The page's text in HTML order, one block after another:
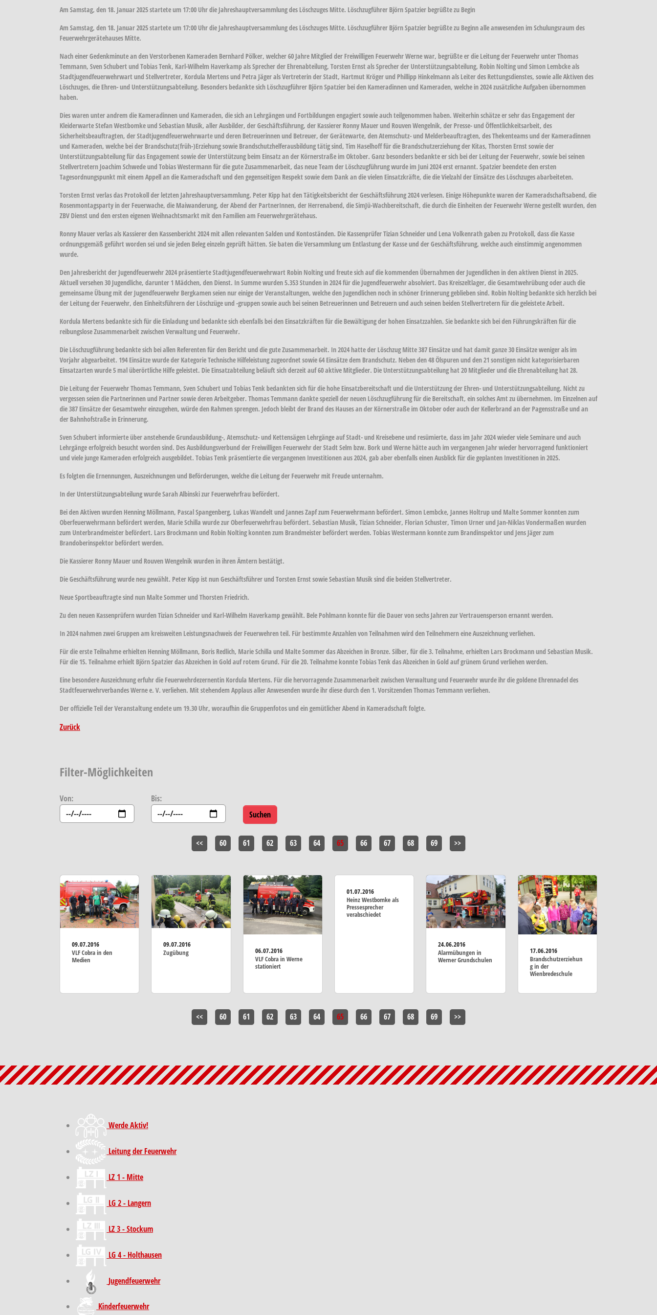
Am Samstag, den 18. Januar 2025 startete um 17:00 Uhr die Jahreshauptversammlung des Löschzuges Mitte. Löschzugführer Björn Spatzier begrüßte zu Begin
Am Samstag, den 18. Januar 2025 startete um 17:00 Uhr die Jahreshauptversammlung des Löschzuges Mitte. Löschzugführer Björn Spatzier begrüßte zu Beginn alle anwesenden im Schulungsraum des
Feuerwehrgerätehauses Mitte.
Nach einer Gedenkminute an den Verstorbenen Kameraden Bernhard Pölker, welcher 60 Jahre Mitglied der Freiwilligen Feuerwehr Werne war, begrüßte er die Leitung der Feuerwehr unter Thomas
Temmann, Sven Schubert und Tobias Tenk, Karl-Wilhelm Haverkamp als Sprecher der Ehrenabteilung, Torsten Ernst als Sprecher der Unterstützungsabteilung, Robin Nolting und Simon Lembcke als
Stadtjugendfeuerwehrwart und Stellvertreter, Kordula Mertens und Petra Jäger als Vertreterin der Stadt, Hartmut Kröger und Phillipp Hinkelmann als Leiter des Rettungsdienstes, sowie alle Aktiven des
Löschzuges, die Ehren- und Unterstützungsabteilung. Besonders bedankte sich Löschzugführer Björn Spatzier bei den Kameradinnen und Kameraden, welche in 2024 zusätzliche Aufgaben übernommen
haben.
Dies waren unter andrem die Kameradinnen und Kameraden, die sich an Lehrgängen und Fortbildungen engagiert sowie auch teilgenommen haben. Weiterhin schätze er sehr das Engagement der
Kleiderwarte Stefan Westbomke und Sebastian Musik, aller Ausbilder, der Geschäftsführung, der Kassierer Ronny Mauer und Rouven Wengelnik, der Presse- und Öffentlichkeitsarbeit, des
Sicherheitsbeauftragten, der Stadtjugendfeuerwehrwarte und deren Betreuerinnen und Betreuer, der Gerätewarte, den Atemschutz- und Melderbeauftragten, des Thekenteams und der Kameradinnen
und Kameraden, welche bei der Brandschutz(früh-)Erziehung sowie Brandschutzhelferausbildung tätig sind, Tim Haselhoff für die Brandschutzerziehung der Kitas, Thorsten Ernst sowie der
Unterstützungsabteilung für das Engagement sowie der Unterstützung beim Einsatz an der Körnerstraße im Oktober. Ganz besonders bedankte er sich bei der Leitung der Feuerwehr, sowie bei seinen
Stellvertretern Joachim Schwede und Tobias Westermann für die gute Zusammenarbeit, das neue Team der Löschzugführung wurde im Juni 2024 erst ernannt. Spatzier beendete den ersten
Tagesordnungspunkt mit einem Appell an die Kameradschaft und den gegenseitigen Respekt sowie dem Dank an die vielen Einsatzkräfte, die die Vielzahl der Einsätze des Löschzuges abarbeiteten.
Torsten Ernst verlas das Protokoll der letzten Jahreshauptversammlung. Peter Kipp hat den Tätigkeitsbericht der Geschäftsführung 2024 verlesen. Einige Höhepunkte waren der Kameradschaftsabend, die
Rosenmontagsparty in der Feuerwache, die Maiwanderung, der Abend der PartnerInnen, der Herrenabend, die SimJü-Wachbereitschaft, die durch die Einheiten der Feuerwehr Werne gestellt wurden, den
ZBV Dienst und den ersten eigenen Weihnachtsmarkt mit den Familien am Feuerwehrgerätehaus.
Ronny Mauer verlas als Kassierer den Kassenbericht 2024 mit allen relevanten Salden und Kontoständen. Die Kassenprüfer Tizian Schneider und Lena Volkenrath gaben zu Protokoll, dass die Kasse
ordnungsgemäß geführt worden sei und sie jeden Beleg einzeln geprüft hätten. Sie baten die Versammlung um Entlastung der Kasse und der Geschäftsführung, welche auch einstimmig angenommen
wurde.
Den Jahresbericht der Jugendfeuerwehr 2024 präsentierte Stadtjugendfeuerwehrwart Robin Nolting und freute sich auf die kommenden Übernahmen der Jugendlichen in den aktiven Dienst in 2025.
Aktuell versehen 30 Jugendliche, darunter 1 Mädchen, den Dienst. In Summe wurden 5.353 Stunden in 2024 für die Jugendfeuerwehr absolviert. Das Kreiszeltlager, die Gesamtwehrübung oder auch die
gemeinsame Übung mit der Jugendfeuerwehr Bergkamen seien nur einige der Veranstaltungen, welche den Jugendlichen noch in schöner Erinnerung geblieben sind. Robin Nolting bedankte sich herzlich bei
der Leitung der Feuerwehr, den Einheitsführern der Löschzüge und -gruppen sowie auch bei seinen Betreuerinnen und Betreuern und auch seinen beiden Stellvertretern für die geleistete Arbeit.
Kordula Mertens bedankte sich für die Einladung und bedankte sich ebenfalls bei den Einsatzkräften für die Bewältigung der hohen Einsatzzahlen. Sie bedankte sich bei den Führungskräften für die
reibungslose Zusammenarbeit zwischen Verwaltung und Feuerwehr.
Die Löschzugführung bedankte sich bei allen Referenten für den Bericht und die gute Zusammenarbeit. In 2024 hatte der Löschzug Mitte 387 Einsätze und hat damit ganze 30 Einsätze weniger als im
Vorjahr abgearbeitet. 194 Einsätze wurde der Kategorie Technische Hilfeleistung zugeordnet sowie 64 Einsätze dem Brandschutz. Neben den 48 Ölspuren und den 21 sonstigen nicht kategorisierbaren
Einsatzarten wurde 5 mal überörtliche Hilfe geleistet. Die Einsatzabteilung beläuft sich derzeit auf 60 aktive Mitglieder. Die Unterstützungsabteilung hat 20 Mitglieder und die Ehrenabteilung hat 28.
Die Leitung der Feuerwehr Thomas Temmann, Sven Schubert und Tobias Tenk bedankten sich für die hohe Einsatzbereitschaft und die Unterstützung der Ehren- und Unterstützungsabteilung. Nicht zu
vergessen seien die Partnerinnen und Partner sowie deren Arbeitgeber. Thomas Temmann dankte speziell der neuen Löschzugführung für die Bereitschaft, ein solches Amt zu übernehmen. Im Einzelnen auf
die 387 Einsätze der Gesamtwehr einzugehen, würde den Rahmen sprengen. Jedoch bleibt der Brand des Hauses an der Körnerstraße im Oktober oder auch der Kellerbrand an der Pagensstraße und an
der Bahnhofstraße in Erinnerung.
Sven Schubert informierte über anstehende Grundausbildung-, Atemschutz- und Kettensägen Lehrgänge auf Stadt- und Kreisebene und resümierte, dass im Jahr 2024 wieder viele Seminare und auch
Lehrgänge erfolgreich besucht worden sind. Des Ausbildungsverbund der Freiwilligen Feuerwehr der Stadt Selm bzw. Bork und Werne hätte auch im vergangenen Jahr wieder hervorragend funktioniert
und viele junge Kameraden erfolgreich ausgebildet. Tobias Tenk präsentierte die vergangenen Investitionen aus 2024, gab aber ebenfalls einen Ausblick für die geplanten Investitionen in 2025.
Es folgten die Ernennungen, Auszeichnungen und Beförderungen, welche die Leitung der Feuerwehr mit Freude unternahm.
In der Unterstützungsabteilung wurde Sarah Albinski zur Feuerwehrfrau befördert.
Bei den Aktiven wurden Henning Möllmann, Pascal Spangenberg, Lukas Wandelt und Jannes Zapf zum Feuerwehrmann befördert. Simon Lembcke, Jannes Holtrup und Malte Sommer konnten zum
Oberfeuerwehrmann befördert werden, Marie Schilla wurde zur Oberfeuerwehrfrau befördert. Sebastian Musik, Tizian Schneider, Florian Schuster, Timon Urner und Jan-Niklas Vondermaßen wurden
zum Unterbrandmeister befördert. Lars Brockmann und Robin Nolting konnten zum Brandmeister befördert werden. Tobias Westermann konnte zum Brandinspektor und Jens Jäger zum
Brandoberinspektor befördert werden.
Die Kassierer Ronny Mauer und Rouven Wengelnik wurden in ihren Ämtern bestätigt.
Die Geschäftsführung wurde neu gewählt. Peter Kipp ist nun Geschäftsführer und Torsten Ernst sowie Sebastian Musik sind die beiden Stellvertreter.
Neue Sportbeauftragte sind nun Malte Sommer und Thorsten Friedrich.
Zu den neuen Kassenprüfern wurden Tizian Schneider und Karl-Wilhelm Haverkamp gewählt. Bele Pohlmann konnte für die Dauer von sechs Jahren zur Vertrauensperson ernannt werden.
In 2024 nahmen zwei Gruppen am kreisweiten Leistungsnachweis der Feuerwehren teil. Für bestimmte Anzahlen von Teilnahmen wird den Teilnehmern eine Auszeichnung verliehen.
Für die erste Teilnahme erhielten Henning Möllmann, Boris Redlich, Marie Schilla und Malte Sommer das Abzeichen in Bronze. Silber, für die 3. Teilnahme, erhielten Lars Brockmann und Sebastian Musik.
Für die 15. Teilnahme erhielt Björn Spatzier das Abzeichen in Gold auf rotem Grund. Für die 20. Teilnahme konnte Tobias Tenk das Abzeichen in Gold auf grünem Grund verliehen werden.
Eine besondere Auszeichnung erfuhr die Feuerwehrdezernentin Kordula Mertens. Für die hervorragende Zusammenarbeit zwischen Verwaltung und Feuerwehr wurde ihr die goldene Ehrennadel des
Stadtfeuerwehrverbandes Werne e. V. verliehen. Mit stehendem Applaus aller Anwesenden wurde ihr diese durch den 1. Vorsitzenden Thomas Temmann verliehen.
Der offizielle Teil der Veranstaltung endete um 19.30 Uhr, woraufhin die Gruppenfotos und ein gemütlicher Abend in Kameradschaft folgte.
Zurück
Filter-Möglichkeiten
Von: Bis:
<< 60 61 62 63 64 65 66 67 68 69 >>
09.07.2016
VLF Cobra in den
Medien
09.07.2016
Zugübung
06.07.2016
VLF Cobra in Werne
stationiert
01.07.2016
Heinz Westbomke als
Pressesprecher
verabschiedet
24.06.2016
Alarmübungen in
Werner Grundschulen
17.06.2016
Brandschutzerziehun
g in der
Wienbredeschule
<< 60 61 62 63 64 65 66 67 68 69 >>
Werde Aktiv!
Leitung der Feuerwehr
LZ 1 - Mitte
LG 2 - Langern
LZ 3 - Stockum
LG 4 - Holthausen
Jugendfeuerwehr
Kinder­feuer­wehr